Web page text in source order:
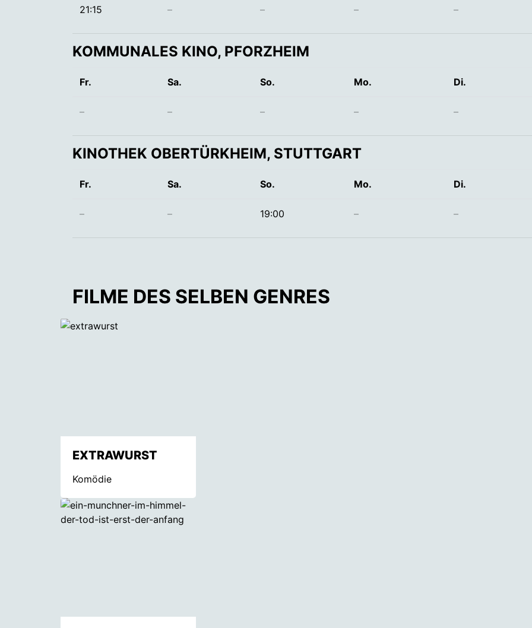
21:15 – – – –
KOMMUNALES KINO, PFORZHEIM
Fr. Sa. So. Mo. Di.
– – – – –
KINOTHEK OBERTÜRKHEIM, STUTTGART
Fr. Sa. So. Mo. Di.
– – 19:00 – –
FILME DES SELBEN GENRES
EXTRAWURST
Komödie